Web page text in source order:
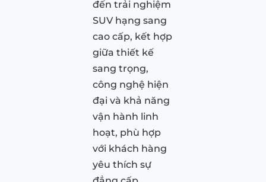
đến trải nghiệm
SUV hạng sang
cao cấp, kết hợp
giữa thiết kế
sang trọng,
công nghệ hiện
đại và khả năng
vận hành linh
hoạt, phù hợp
với khách hàng
yêu thích sự